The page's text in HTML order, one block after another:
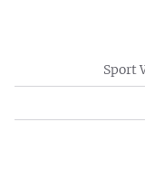
Sport